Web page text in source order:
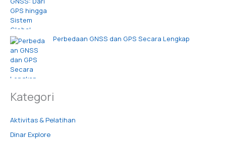
Perbedaan GNSS dan GPS Secara Lengkap
Kategori
Aktivitas & Pelatihan
Dinar Explore